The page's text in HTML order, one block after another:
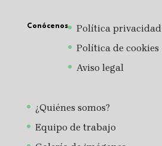
Conócenos
Política privacidad
Política de cookies
Aviso legal
¿Quiénes somos?
Equipo de trabajo